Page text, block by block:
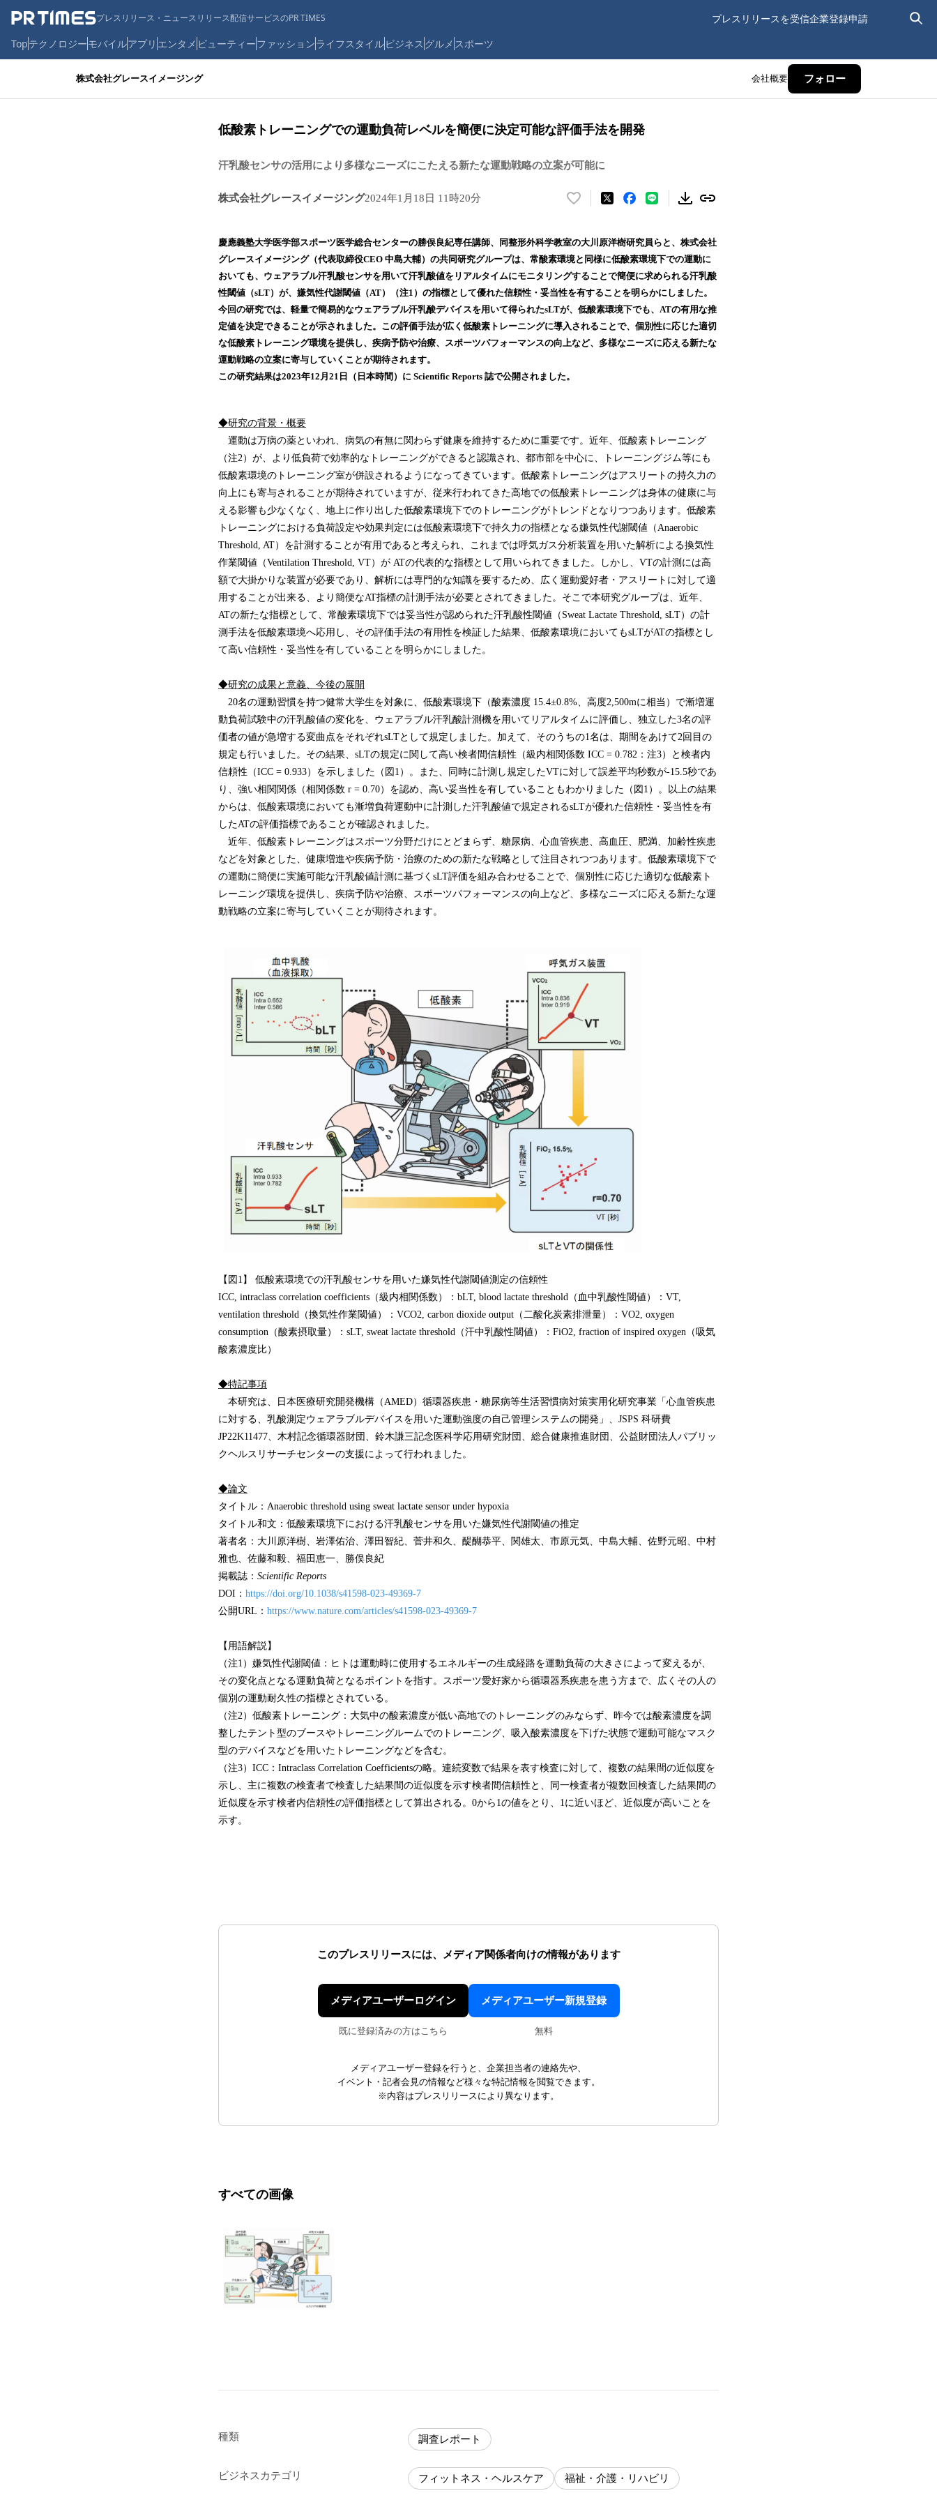
プレスリリース・ニュースリリース配信サービスのPR TIMES プレスリリースを受信企業登録申請
Topテクノロジーモバイルアプリ エンタメ ビューティーファッションライフスタイルビジネス グルメ スポーツ
株式会社グレースイメージング 会社概要 フォロー
低酸素トレーニングでの運動負荷レベルを簡便に決定可能な評価手法を開発
汗乳酸センサの活用により多様なニーズにこたえる新たな運動戦略の立案が可能に
株式会社グレースイメージング2024年1月18日 11時20分
い
！
数
を
読
み
込
み
中
慶應義塾大学医学部スポーツ医学総合センターの勝俣良紀専任講師、同整形外科学教室の大川原洋樹研究員らと、株式会社
グレースイメージング（代表取締役CEO 中島大輔）の共同研究グループは、常酸素環境と同様に低酸素環境下での運動に
おいても、ウェアラブル汗乳酸センサを用いて汗乳酸値をリアルタイムにモニタリングすることで簡便に求められる汗乳酸
性閾値（sLT）が、嫌気性代謝閾値（AT）（注1）の指標として優れた信頼性・妥当性を有することを明らかにしました。
今回の研究では、軽量で簡易的なウェアラブル汗乳酸デバイスを用いて得られたsLTが、低酸素環境下でも、ATの有用な推
定値を決定できることが示されました。この評価手法が広く低酸素トレーニングに導入されることで、個別性に応じた適切
な低酸素トレーニング環境を提供し、疾病予防や治療、スポーツパフォーマンスの向上など、多様なニーズに応える新たな
運動戦略の立案に寄与していくことが期待されます。
この研究結果は2023年12月21日（日本時間）に Scientific Reports 誌で公開されました。
◆研究の背景・概要
運動は万病の薬といわれ、病気の有無に関わらず健康を維持するために重要です。近年、低酸素トレーニング
（注2）が、より低負荷で効率的なトレーニングができると認識され、都市部を中心に、トレーニングジム等にも
低酸素環境のトレーニング室が併設されるようになってきています。低酸素トレーニングはアスリートの持久力の
向上にも寄与されることが期待されていますが、従来行われてきた高地での低酸素トレーニングは身体の健康に与
える影響も少なくなく、地上に作り出した低酸素環境下でのトレーニングがトレンドとなりつつあります。低酸素
トレーニングにおける負荷設定や効果判定には低酸素環境下で持久力の指標となる嫌気性代謝閾値（Anaerobic
Threshold, AT）を計測することが有用であると考えられ、これまでは呼気ガス分析装置を用いた解析による換気性
作業閾値（Ventilation Threshold, VT）が ATの代表的な指標として用いられてきました。しかし、VTの計測には高
額で大掛かりな装置が必要であり、解析には専門的な知識を要するため、広く運動愛好者・アスリートに対して適
用することが出来る、より簡便なAT指標の計測手法が必要とされてきました。そこで本研究グループは、近年、
ATの新たな指標として、常酸素環境下では妥当性が認められた汗乳酸性閾値（Sweat Lactate Threshold, sLT）の計
測手法を低酸素環境へ応用し、その評価手法の有用性を検証した結果、低酸素環境においてもsLTがATの指標とし
て高い信頼性・妥当性を有していることを明らかにしました。
◆研究の成果と意義、今後の展開
20名の運動習慣を持つ健常大学生を対象に、低酸素環境下（酸素濃度 15.4±0.8%、高度2,500mに相当）で漸増運
動負荷試験中の汗乳酸値の変化を、ウェアラブル汗乳酸計測機を用いてリアルタイムに評価し、独立した3名の評
価者の値が急増する変曲点をそれぞれsLTとして規定しました。加えて、そのうちの1名は、期間をあけて2回目の
規定も行いました。その結果、sLTの規定に関して高い検者間信頼性（級内相関係数 ICC = 0.782：注3）と検者内
信頼性（ICC = 0.933）を示しました（図1）。また、同時に計測し規定したVTに対して誤差平均秒数が-15.5秒であ
り、強い相関関係（相関係数 r = 0.70）を認め、高い妥当性を有していることもわかりました（図1）。以上の結果
からは、低酸素環境においても漸増負荷運動中に計測した汗乳酸値で規定されるsLTが優れた信頼性・妥当性を有
したATの評価指標であることが確認されました。
近年、低酸素トレーニングはスポーツ分野だけにとどまらず、糖尿病、心血管疾患、高血圧、肥満、加齢性疾患
などを対象とした、健康増進や疾病予防・治療のための新たな戦略として注目されつつあります。低酸素環境下で
の運動に簡便に実施可能な汗乳酸値計測に基づくsLT評価を組み合わせることで、個別性に応じた適切な低酸素ト
レーニング環境を提供し、疾病予防や治療、スポーツパフォーマンスの向上など、多様なニーズに応える新たな運
動戦略の立案に寄与していくことが期待されます。
【図1】 低酸素環境での汗乳酸センサを用いた嫌気性代謝閾値測定の信頼性
ICC, intraclass correlation coefficients（級内相関係数）：bLT, blood lactate threshold（血中乳酸性閾値）：VT,
ventilation threshold（換気性作業閾値）：VCO2, carbon dioxide output（二酸化炭素排泄量）：VO2, oxygen
consumption（酸素摂取量）：sLT, sweat lactate threshold（汗中乳酸性閾値）：FiO2, fraction of inspired oxygen（吸気
酸素濃度比）
◆特記事項
本研究は、日本医療研究開発機構（AMED）循環器疾患・糖尿病等生活習慣病対策実用化研究事業「心血管疾患
に対する、乳酸測定ウェアラブルデバイスを用いた運動強度の自己管理システムの開発」、JSPS 科研費
JP22K11477、木村記念循環器財団、鈴木謙三記念医科学応用研究財団、総合健康推進財団、公益財団法人パブリッ
クヘルスリサーチセンターの支援によって行われました。
◆論文
タイトル：Anaerobic threshold using sweat lactate sensor under hypoxia
タイトル和文：低酸素環境下における汗乳酸センサを用いた嫌気性代謝閾値の推定
著者名：大川原洋樹、岩澤佑治、澤田智紀、菅井和久、醍醐恭平、関雄太、市原元気、中島大輔、佐野元昭、中村
雅也、佐藤和毅、福田恵一、勝俣良紀
掲載誌： Scientific Reports
DOI： https://doi.org/10.1038/s41598-023-49369-7
公開URL： https://www.nature.com/articles/s41598-023-49369-7
【用語解説】
（注1）嫌気性代謝閾値：ヒトは運動時に使用するエネルギーの生成経路を運動負荷の大きさによって変えるが、
その変化点となる運動負荷となるポイントを指す。スポーツ愛好家から循環器系疾患を患う方まで、広くその人の
個別の運動耐久性の指標とされている。
（注2）低酸素トレーニング：大気中の酸素濃度が低い高地でのトレーニングのみならず、昨今では酸素濃度を調
整したテント型のブースやトレーニングルームでのトレーニング、吸入酸素濃度を下げた状態で運動可能なマスク
型のデバイスなどを用いたトレーニングなどを含む。
（注3）ICC：Intraclass Correlation Coefficientsの略。連続変数で結果を表す検査に対して、複数の結果間の近似度を
示し、主に複数の検査者で検査した結果間の近似度を示す検者間信頼性と、同一検査者が複数回検査した結果間の
近似度を示す検者内信頼性の評価指標として算出される。0から1の値をとり、1に近いほど、近似度が高いことを
示す。
このプレスリリースには、 メディア関係者向けの情報があります
メディアユーザーログイン
既に登録済みの方はこちら
メディアユーザー新規登録
無料
メディアユーザー登録を行うと、企業担当者の連絡先や、
イベント・記者会見の情報など様々な特記情報を閲覧できます。
※内容はプレスリリースにより異なります。
すべての画像
種類 調査レポート
ビジネスカテゴリ フィットネス・ヘルスケア 福祉・介護・リハビリ